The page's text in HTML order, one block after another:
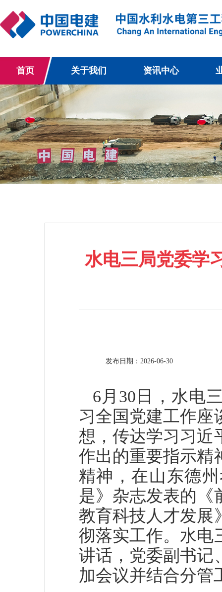
首页 关于我们 资讯中心
水电三局党委学
发布日期：2026-06-30
6月30日，水电
习全国党建工作座
想，传达学习习近
作出的重要指示精
精神，在山东德
是》杂志发表的《
教育科技人才发展
彻落实工作。水电
讲话，党委副书记
加会议并结合分管